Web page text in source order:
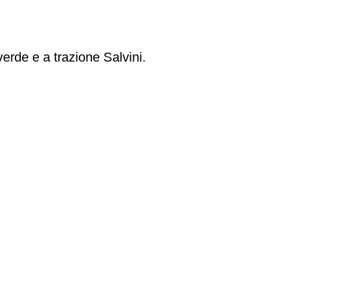
e a trazione Salvini.